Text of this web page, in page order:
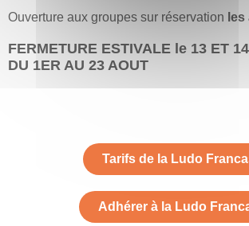
Ouverture aux groupes sur réservation
FERMETURE ESTIVALE le 13 ET
DU 1ER AU 23 AOUT
Tarifs de la Ludo
Adhérer à la Ludo